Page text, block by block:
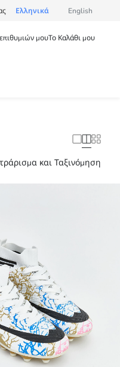
Ελληνικά English
μουΤο Καλάθι μου
και Ταξινόμηση